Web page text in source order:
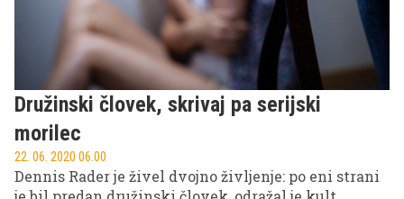
Družinski človek, skrivaj pa serijski
morilec
22. 06. 2020 06.00
Dennis Rader je živel dvojno življenje: po eni strani